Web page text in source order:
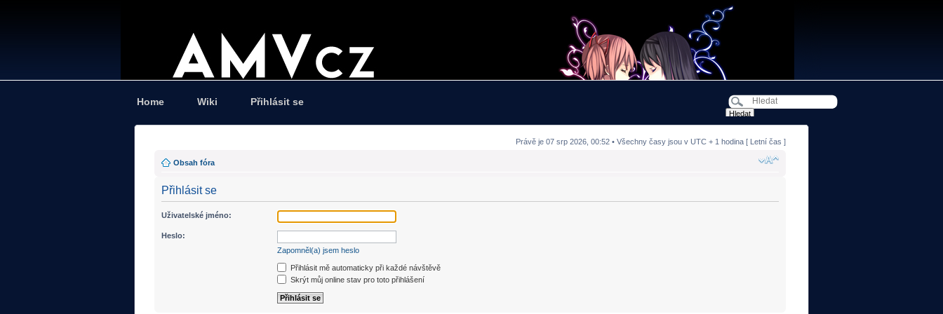
Home Wiki Přihlásit se
Právě je 07 srp 2026, 00:52 • Všechny časy jsou v UTC + 1 hodina [ Letní čas ]
Obsah fóra
Přihlásit se
Uživatelské jméno:
Heslo:
Zapomněl(a) jsem heslo
Přihlásit mě automaticky při každé návštěvě
Skrýt můj online stav pro toto přihlášení